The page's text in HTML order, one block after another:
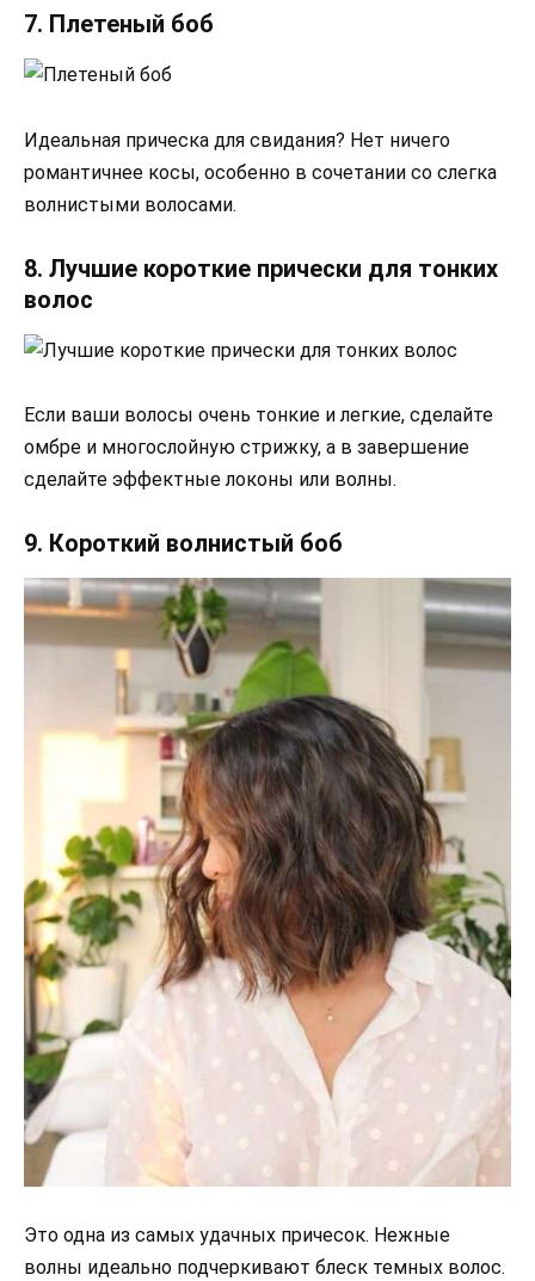
7. Плетеный боб
Идеальная прическа для свидания? Нет ничего
романтичнее косы, особенно в сочетании со слегка
волнистыми волосами.
8. Лучшие короткие прически для тонких
волос
Если ваши волосы очень тонкие и легкие, сделайте
омбре и многослойную стрижку, а в завершение
сделайте эффектные локоны или волны.
9. Короткий волнистый боб
Это одна из самых удачных причесок. Нежные
волны идеально подчеркивают блеск темных волос.